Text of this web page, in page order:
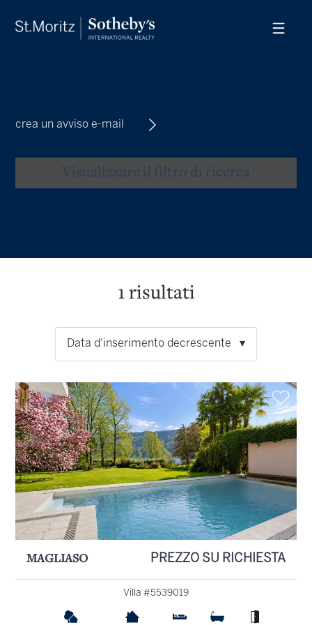
crea un avviso e-mail
1 risultati
Data d'inserimento decrescente
MAGLIASO PREZZO SU RICHIESTA
Villa #5539019